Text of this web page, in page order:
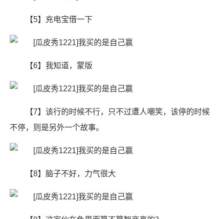
【5】充电宝借一下
【6】​我知道，蒙版
【7】该行的时候不行，只不过遭人嘲笑，该停的时候
不停，则是另外一个故事。 ​​​​
【8】脑子不好，力气很大